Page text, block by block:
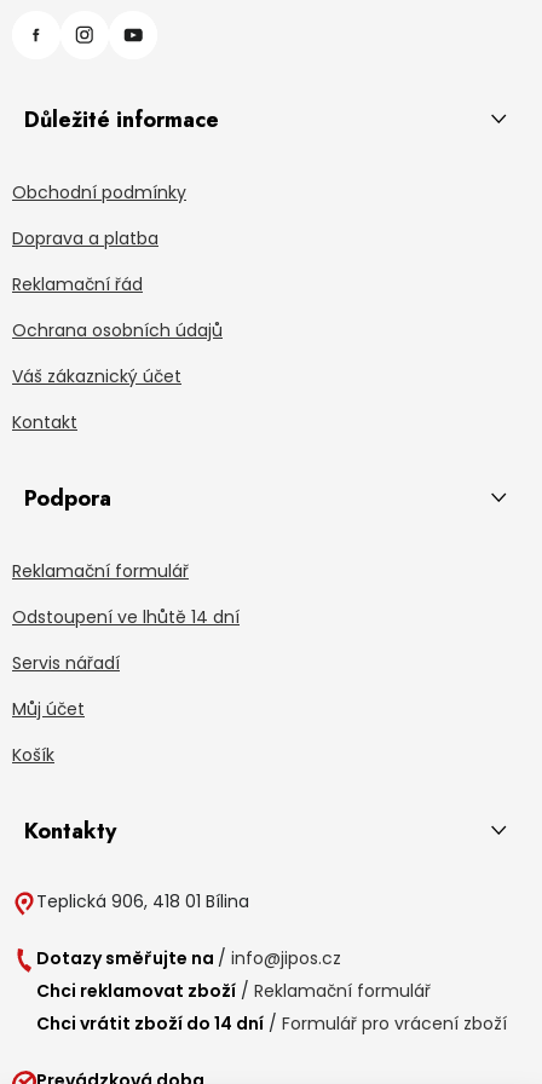
Důležité informace
Obchodní podmínky
Doprava a platba
Reklamační řád
Ochrana osobních údajů
Váš zákaznický účet
Kontakt
Podpora
Reklamační formulář
Odstoupení ve lhůtě 14 dní
Servis nářadí
Můj účet
Košík
Kontakty
Teplická 906, 418 01 Bílina
Dotazy směřujte na / info@jipos.cz
Chci reklamovat zboží / Reklamační formulář
Chci vrátit zboží do 14 dní / Formulář pro vrácení zboží